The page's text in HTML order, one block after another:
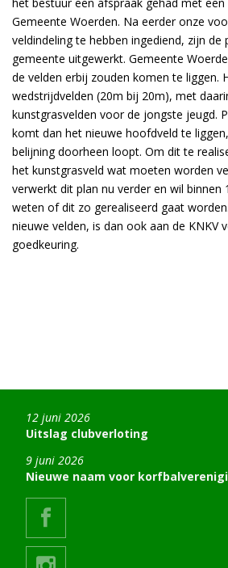
Gemeente Woerden. Na eerder onze
veldindeling te hebben ingediend, zijn de
gemeente uitgewerkt. Gemeente
de velden erbij zouden komen te liggen.
wedstrijdvelden (20m bij 20m), met
kunstgrasvelden voor de jongste jeugd.
komt dan het nieuwe hoofdveld te
belijning doorheen loopt. Om dit te
het kunstgrasveld wat moeten worden
verwerkt dit plan nu verder en wil binnen
weten of dit zo gerealiseerd gaat
nieuwe velden, is dan ook aan de KNKV
goedkeuring.
Uitslag clubverloting
12 juni 2026
Nieuwe naam voor
9 juni 2026